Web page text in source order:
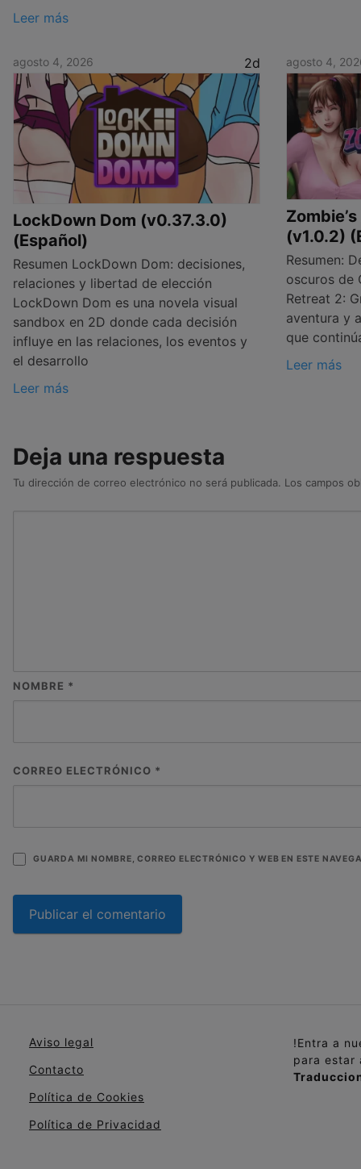
Leer más
agosto 4, 2026 2d
LockDown Dom (v0.37.3.0)
(Español)
Resumen LockDown Dom: decisiones,
relaciones y libertad de elección
LockDown Dom es una novela visual
sandbox en 2D donde cada decisión
influye en las relaciones, los eventos y
el desarrollo
Leer más
agosto 4,
(v1.0.2)
Resumen:
oscuros de
Retreat 2:
aventura y
que
Leer más
Deja una respuesta
Tu dirección de correo electrónico no será publicada. Los campos
NOMBRE *
CORREO ELECTRÓNICO *
GUARDA MI NOMBRE, CORREO ELECTRÓNICO Y WEB EN ESTE
Aviso legal
Contacto
Política de Cookies
Política de Privacidad
!Entra a
para estar